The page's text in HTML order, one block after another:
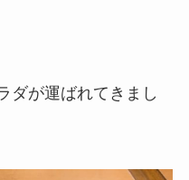
ダが運ばれてきまし